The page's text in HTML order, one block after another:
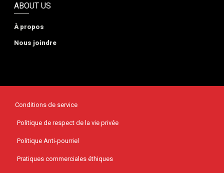
ABOUT US
À propos
Nous joindre
Conditions de service
Politique de respect de la vie privée
Politique Anti-pourriel
Pratiques commerciales éthiques